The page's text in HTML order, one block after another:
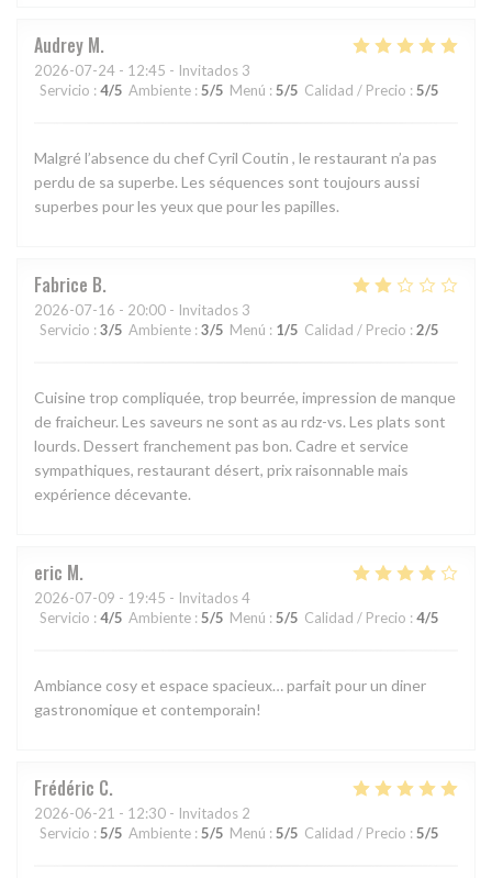
Audrey M
2026-07-24 - 12:45 - Invitados 3
Servicio : 4/5 Ambiente : 5/5 Menú : 5/5 Calidad / Precio : 5/5
Malgré l’absence du chef Cyril Coutin , le restaurant n’a pas
perdu de sa superbe. Les séquences sont toujours aussi
superbes pour les yeux que pour les papilles.
Fabrice B
2026-07-16 - 20:00 - Invitados 3
Servicio : 3/5 Ambiente : 3/5 Menú : 1/5 Calidad / Precio : 2/5
Cuisine trop compliquée, trop beurrée, impression de manque
de fraicheur. Les saveurs ne sont as au rdz-vs. Les plats sont
lourds. Dessert franchement pas bon. Cadre et service
sympathiques, restaurant désert, prix raisonnable mais
expérience décevante.
eric M
2026-07-09 - 19:45 - Invitados 4
Servicio : 4/5 Ambiente : 5/5 Menú : 5/5 Calidad / Precio : 4/5
Ambiance cosy et espace spacieux… parfait pour un diner
gastronomique et contemporain!
Frédéric C
2026-06-21 - 12:30 - Invitados 2
Servicio : 5/5 Ambiente : 5/5 Menú : 5/5 Calidad / Precio : 5/5